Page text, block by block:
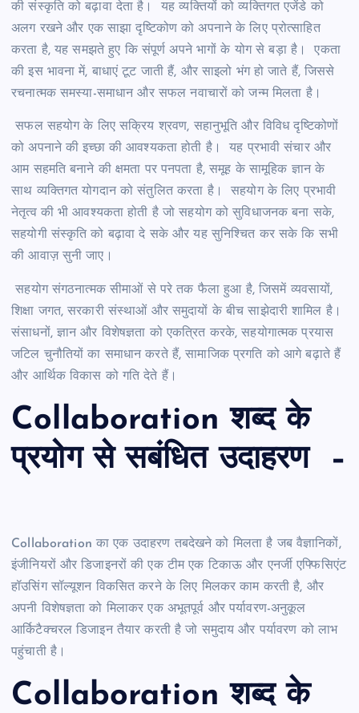
की संस्कृति को बढ़ावा देता है। यह व्यक्तियों को व्यक्तिगत एजेंडे को
अलग रखने और एक साझा दृष्टिकोण को अपनाने के लिए प्रोत्साहित
करता है, यह समझते हुए कि संपूर्ण अपने भागों के योग से बड़ा है। एकता
की इस भावना में, बाधाएं टूट जाती हैं, और साइलो भंग हो जाते हैं, जिससे
रचनात्मक समस्या-समाधान और सफल नवाचारों को जन्म मिलता है।
सफल सहयोग के लिए सक्रिय श्रवण, सहानुभूति और विविध दृष्टिकोणों
को अपनाने की इच्छा की आवश्यकता होती है। यह प्रभावी संचार और
आम सहमति बनाने की क्षमता पर पनपता है, समूह के सामूहिक ज्ञान के
साथ व्यक्तिगत योगदान को संतुलित करता है। सहयोग के लिए प्रभावी
नेतृत्व की भी आवश्यकता होती है जो सहयोग को सुविधाजनक बना सके,
सहयोगी संस्कृति को बढ़ावा दे सके और यह सुनिश्चित कर सके कि सभी
की आवाज़ सुनी जाए।
सहयोग संगठनात्मक सीमाओं से परे तक फैला हुआ है, जिसमें व्यवसायों,
शिक्षा जगत, सरकारी संस्थाओं और समुदायों के बीच साझेदारी शामिल है।
संसाधनों, ज्ञान और विशेषज्ञता को एकत्रित करके, सहयोगात्मक प्रयास
जटिल चुनौतियों का समाधान करते हैं, सामाजिक प्रगति को आगे बढ़ाते हैं
और आर्थिक विकास को गति देते हैं।
Collaboration शब्द के
प्रयोग से सबंधित उदाहरण –
Collaboration का एक उदाहरण तबदेखने को मिलता है जब वैज्ञानिकों,
इंजीनियरों और डिजाइनरों की एक टीम एक टिकाऊ और एनर्जी एफ्फिसिएंट
हॉउसिंग सॉल्यूशन विकसित करने के लिए मिलकर काम करती है, और
अपनी विशेषज्ञता को मिलाकर एक अभूतपूर्व और पर्यावरण-अनुकूल
आर्किटैक्चरल डिजाइन तैयार करती है जो समुदाय और पर्यावरण को लाभ
पहुंचाती है।
Collaboration शब्द के